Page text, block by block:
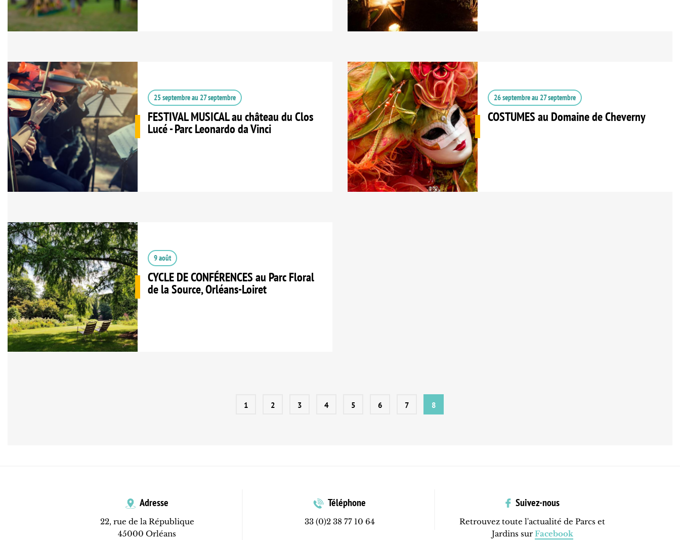
25 septembreau 27 septembre
FESTIVAL MUSICAL au château du Clos
Lucé - Parc Leonardo da Vinci
26 septembreau 27 septembre
COSTUMES au Domaine de Cheverny
9 août
CYCLE DE CONFÉRENCES au Parc Floral
de la Source, Orléans-Loiret
1 2 3 4 5 6 7 8
Adresse
22, rue de la République
45000 Orléans
Téléphone
33 (0)2 38 77 10 64
Suivez-nous
Retrouvez toute l'actualité de Parcs et
Jardins sur Facebook